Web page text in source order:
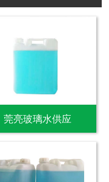
莞亮玻璃水供应